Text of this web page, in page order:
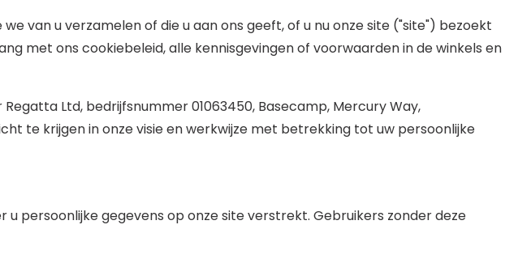
van u verzamelen of die u aan ons geeft, of u nu onze site ("site") bezoekt
met ons cookiebeleid, alle kennisgevingen of voorwaarden in de winkels en
Ltd, bedrijfsnummer 01063450, Basecamp, Mercury Way,
te krijgen in onze visie en werkwijze met betrekking tot uw persoonlijke
persoonlijke gegevens op onze site verstrekt. Gebruikers zonder deze